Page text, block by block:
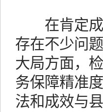
在肯定成
存在不少问
大局方面，
务保障精准
法和成效与